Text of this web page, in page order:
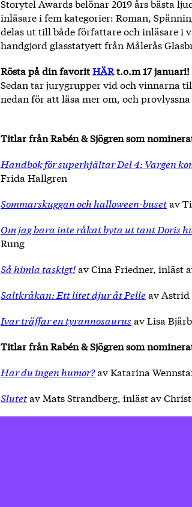
Storytel Awards belönar 2019 års bästa
inläsare i fem kategorier: Roman,
delas ut till både författare och inläsare i
handgjord glasstatyett från Målerås
Rösta på din favoritHÄR t.o.m 17 januari!
Sedan tar jurygrupper vid och vinnarna
nedan för att läsa mer om, och
Titlar från Rabén & Sjögren som
Handbok för superhjältar Del 4: Vargen
Frida Hallgren
Sommarskuggan och halloween-busetav
Om jag bara inte råkat byta ut tant Doris
Rung
Så himla taskigt!av Cina Friedner, inläst
Saltkråkan: Ett litet djur åt Pelleav Astrid
Ivar träffar en tyrannosaurus av Lisa
Titlar från Rabén & Sjögren som
Har du ingen humor?av Katarina
Slutetav Mats Strandberg, inläst av